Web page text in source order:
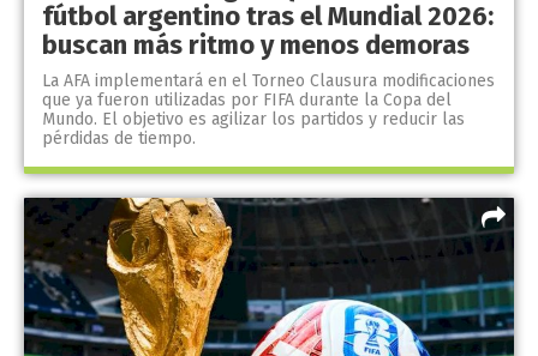
fútbol argentino tras el Mundial 2026:
buscan más ritmo y menos demoras
La AFA implementará en el Torneo Clausura modificaciones
que ya fueron utilizadas por FIFA durante la Copa del
Mundo. El objetivo es agilizar los partidos y reducir las
pérdidas de tiempo.